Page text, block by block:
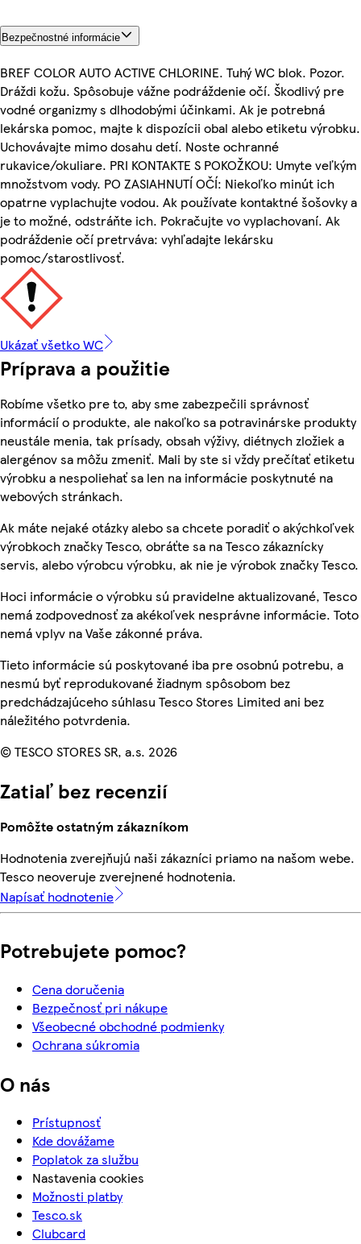
Bezpečnostné informácie
BREF COLOR AUTO ACTIVE CHLORINE. Tuhý WC blok. Pozor.
Dráždi kožu. Spôsobuje vážne podráždenie očí. Škodlivý pre
vodné organizmy s dlhodobými účinkami. Ak je potrebná
lekárska pomoc, majte k dispozícii obal alebo etiketu výrobku.
Uchovávajte mimo dosahu detí. Noste ochranné
rukavice/okuliare. PRI KONTAKTE S POKOŽKOU: Umyte veľkým
množstvom vody. PO ZASIAHNUTÍ OČÍ: Niekoľko minút ich
opatrne vyplachujte vodou. Ak používate kontaktné šošovky a
je to možné, odstráňte ich. Pokračujte vo vyplachovaní. Ak
podráždenie očí pretrváva: vyhľadajte lekársku
pomoc/starostlivosť.
Ukázať všetko WC
Príprava a použitie
Robíme všetko pre to, aby sme zabezpečili správnosť
informácií o produkte, ale nakoľko sa potravinárske produkty
neustále menia, tak prísady, obsah výživy, diétnych zložiek a
alergénov sa môžu zmeniť. Mali by ste si vždy prečítať etiketu
výrobku a nespoliehať sa len na informácie poskytnuté na
webových stránkach.
Ak máte nejaké otázky alebo sa chcete poradiť o akýchkoľvek
výrobkoch značky Tesco, obráťte sa na Tesco zákaznícky
servis, alebo výrobcu výrobku, ak nie je výrobok značky Tesco.
Hoci informácie o výrobku sú pravidelne aktualizované, Tesco
nemá zodpovednosť za akékoľvek nesprávne informácie. Toto
nemá vplyv na Vaše zákonné práva.
Tieto informácie sú poskytované iba pre osobnú potrebu, a
nesmú byť reprodukované žiadnym spôsobom bez
predchádzajúceho súhlasu Tesco Stores Limited ani bez
náležitého potvrdenia.
© TESCO STORES SR, a.s. 2026
Zatiaľ bez recenzií
Pomôžte ostatným zákazníkom
Hodnotenia zverejňujú naši zákazníci priamo na našom webe.
Tesco neoveruje zverejnené hodnotenia.
Napísať hodnotenie
Potrebujete pomoc?
Cena doručenia
Bezpečnosť pri nákupe
Všeobecné obchodné podmienky
Ochrana súkromia
O nás
Prístupnosť
Kde dovážame
Poplatok za službu
Nastavenia cookies
Možnosti platby
Tesco.sk
Clubcard